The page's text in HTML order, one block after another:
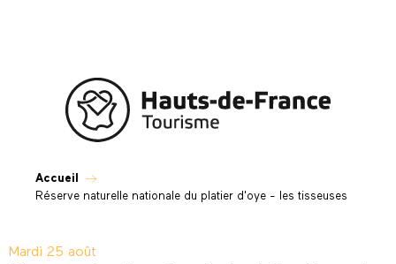
Accueil
Réserve naturelle nationale du platier d'oye - les tisseuses
Mardi 25 août